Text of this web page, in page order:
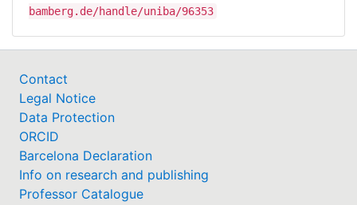
bamberg.de/handle/uniba/96353
Contact
Legal Notice
Data Protection
ORCID
Barcelona Declaration
Info on research and publishing
Professor Catalogue